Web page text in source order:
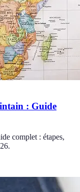
: Guide
complet : étapes,